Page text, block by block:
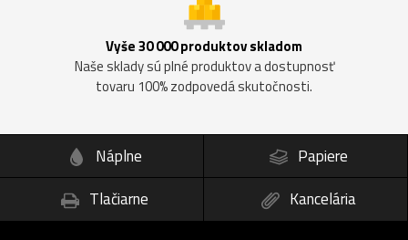
Vyše 30 000 produktov skladom
Naše sklady sú plné produktov a dostupnosť
tovaru 100% zodpovedá skutočnosti.
Náplne
Papiere
Tlačiarne
Kancelária